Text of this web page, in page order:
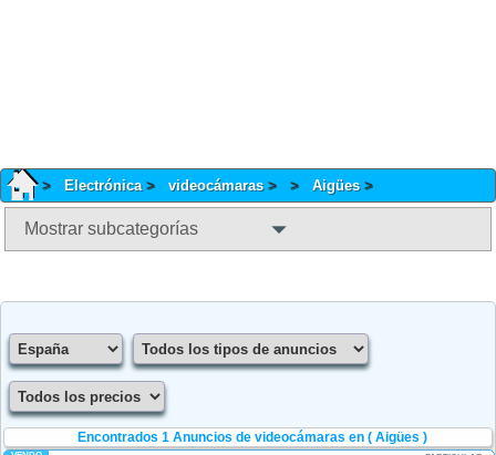
Electrónica videocámaras Aigües
Mostrar subcategorías
Encontrados 1Anuncios de videocámaras en ( Aigües )